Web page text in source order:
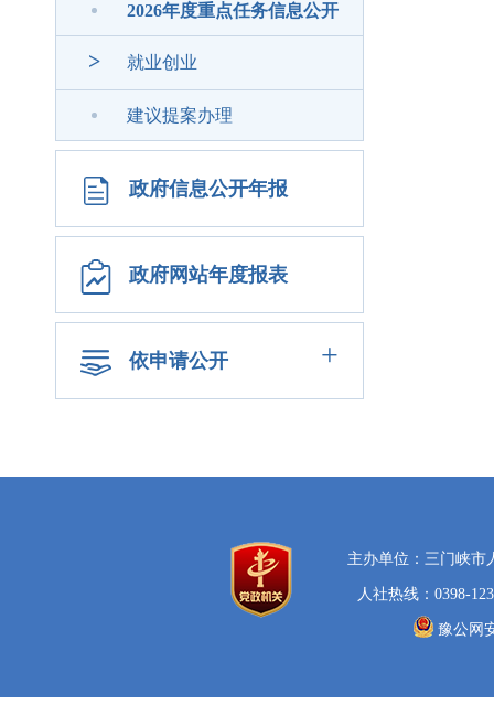
2026年度重点任务信息公开
> 就业创业
建议提案办理
政府信息公开年报
政府网站年度报表
依申请公开 +
主办单位：三门峡
人社热线：0398-
豫公网